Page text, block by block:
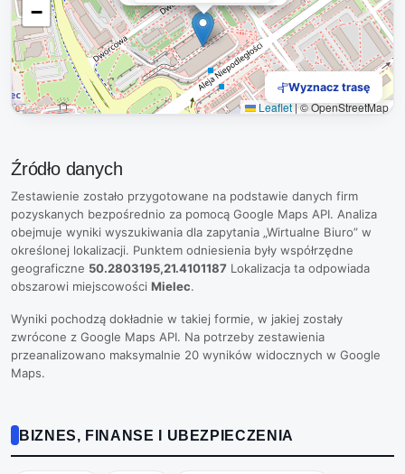
−
Leaflet|© OpenStreetMap
Wyznacz trasę
Źródło danych
Zestawienie zostało przygotowane na podstawie danych firm
pozyskanych bezpośrednio za pomocą Google Maps API. Analiza
obejmuje wyniki wyszukiwania dla zapytania „Wirtualne Biuro” w
określonej lokalizacji. Punktem odniesienia były współrzędne
geograficzne 50.2803195,21.4101187 Lokalizacja ta odpowiada
obszarowi miejscowości Mielec.
Wyniki pochodzą dokładnie w takiej formie, w jakiej zostały
zwrócone z Google Maps API. Na potrzeby zestawienia
przeanalizowano maksymalnie 20 wyników widocznych w Google
Maps.
BIZNES, FINANSE I UBEZPIECZENIA